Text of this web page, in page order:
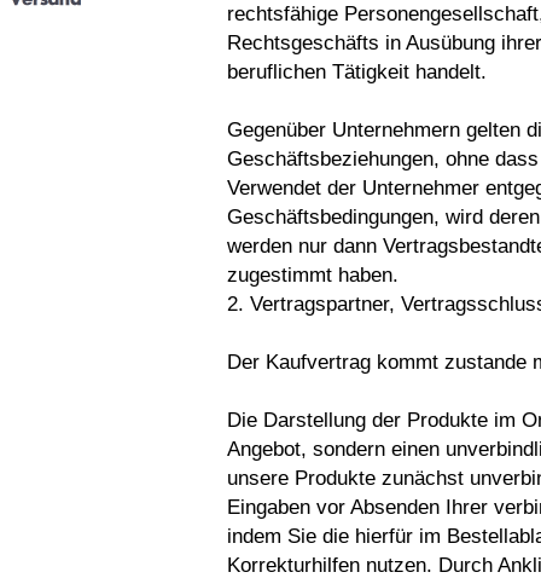
rechtsfähige
Rechtsgeschäfts in Ausübung
beruflichen Tätigkeit handelt.
Gegenüber Unternehmern gelten
Geschäftsbeziehungen, ohne
Verwendet der Unternehmer
Geschäftsbedingungen, wird
werden nur dann
zugestimmt haben.
2. Vertragspartner,
Der Kaufvertrag kommt zustande
Die Darstellung der Produkte im
Angebot, sondern einen
unsere Produkte zunächst
Eingaben vor Absenden Ihrer
indem Sie die hierfür im
Korrekturhilfen nutzen. Durch